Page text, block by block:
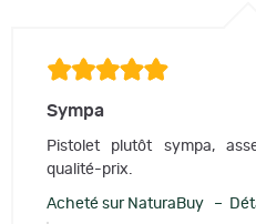
Sympa
Pistolet plutôt sympa,
qualité-prix.
Acheté sur NaturaBuy –